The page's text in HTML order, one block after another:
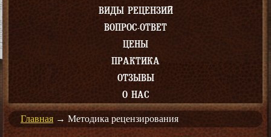
ВИДЫ РЕЦЕНЗИЙ
ВОПРОС-ОТВЕТ
ЦЕНЫ
ПРАКТИКА
ОТЗЫВЫ
О НАС
Главная → Методика рецензирования